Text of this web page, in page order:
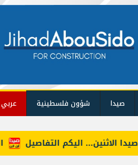
صيدا شؤون فلسطينية
اليكم التفاصيل